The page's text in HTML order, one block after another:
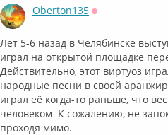
Oberton135
Лет 5-6 назад в Челябинске
играл на открытой площадке
Действительно, этот виртуоз
народные песни в своей
играл её когда-то раньше, что
человеком К сожалению, не
проходя мимо.